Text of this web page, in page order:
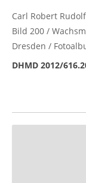
Carl Robert
Bild 200 /
Dresden /
DHMD 2012/